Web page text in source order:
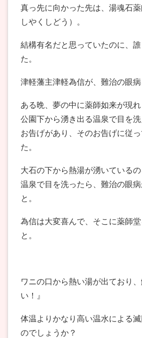
真っ先に向かった先は、湯魂石
しやくしどう）。
結構有名だと思っていたのに、
た。
津軽藩主津軽為信が、難治の眼病
ある晩、夢の中に薬師如来が現
公園下から湧き出る温泉で目を
お告げがあり、そのお告げに従
た。
大石の下から熱湯が湧いている
温泉で目を洗ったら、難治の眼
と。
為信は大変喜んで、そこに薬師
と。
ワニの口から熱い湯が出ており
い！』
体温よりかなり高い温水による
のでしょうか？